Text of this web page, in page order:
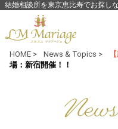
結婚相談所を東京恵比寿でお探し
HOME > News & Topics >
場：新宿開催！！